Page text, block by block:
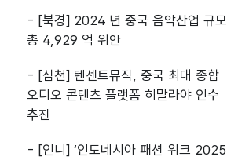
- [북경] 2024 년 중국 음악산업 규모
총 4,929 억 위안
- [심천] 텐센트뮤직, 중국 최대 종합
오디오 콘텐츠 플랫폼 히말라야 인수
추진
- [인니] ‘인도네시아 패션 위크 2025